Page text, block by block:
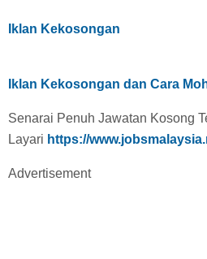
Iklan Kekosongan
Iklan Kekosongan dan Cara
Senarai Penuh Jawatan Kosong
Layari https://
Advertisement